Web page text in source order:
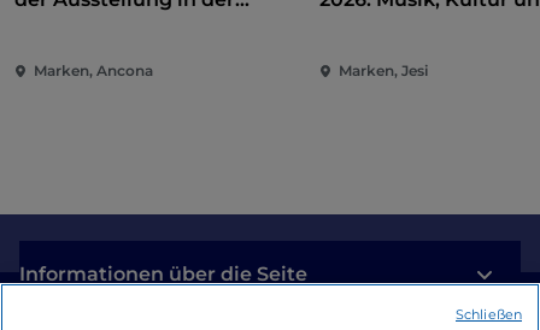
Marken, Ancona Marken, Jesi
Informationen über die Seite
Schließen